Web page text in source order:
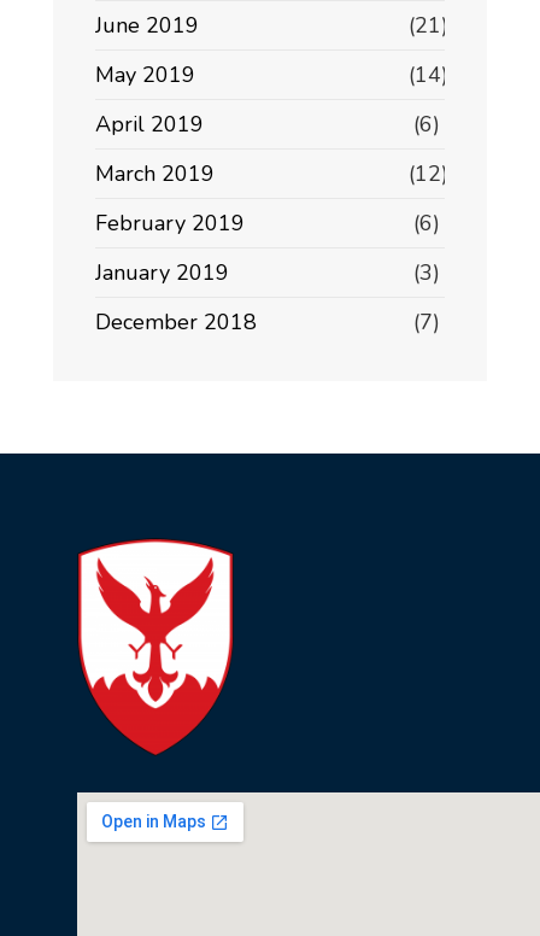
June 2019
(21)
May 2019
(14)
April 2019
(6)
March 2019
(12)
February 2019
(6)
January 2019
(3)
December 2018
(7)